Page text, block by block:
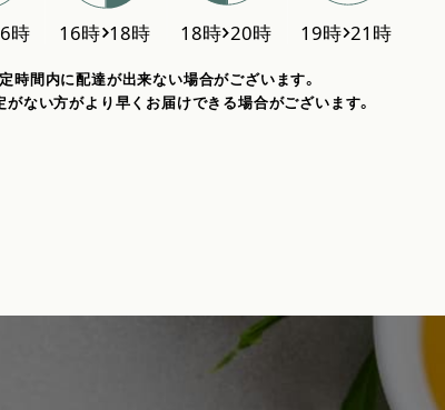
時間内に配達が出来ない場合がございます。
ない方がより早くお届けできる場合がございます。